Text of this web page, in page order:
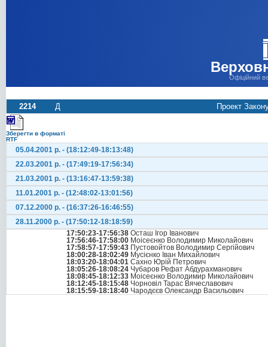
Офіційний
2214 Д Проект
Зберегти в форматі
RTF
05.04.2001 р. - (18:12:49-18:13:48)
22.03.2001 р. - (17:49:19-17:56:34)
21.03.2001 р. - (13:16:47-13:59:38)
11.01.2001 р. - (12:48:02-13:01:56)
07.12.2000 р. - (16:37:26-16:46:55)
28.11.2000 р. - (17:50:12-18:18:59)
17:50:23-17:56:38 Осташ Ігор Іванович
17:56:46-17:58:00 Моісеєнко Володимир Миколайович
17:58:57-17:59:43 Пустовойтов Володимир Сергійович
18:00:28-18:02:49 Мусієнко Іван Михайлович
18:03:20-18:04:01 Сахно Юрій Петрович
18:05:26-18:08:24 Чубаров Рефат Абдурахманович
18:08:45-18:12:33 Моісеєнко Володимир Миколайович
18:12:45-18:15:48 Чорновіл Тарас Вячеславович
18:15:59-18:18:40 Чародєєв Олександр Васильович